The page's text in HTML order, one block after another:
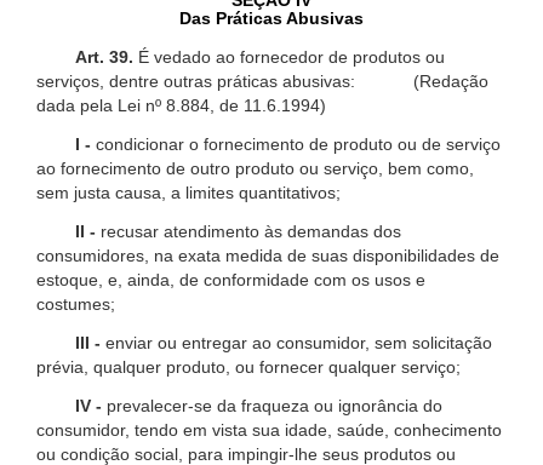
Das Práticas Abusivas
Art. 39. É vedado ao fornecedor de produtos ou
serviços, dentre outras práticas abusivas: (Redação
dada pela Lei nº 8.884, de 11.6.1994)
I - condicionar o fornecimento de produto ou de serviço
ao fornecimento de outro produto ou serviço, bem como,
sem justa causa, a limites quantitativos;
II - recusar atendimento às demandas dos
consumidores, na exata medida de suas disponibilidades de
estoque, e, ainda, de conformidade com os usos e
costumes;
III - enviar ou entregar ao consumidor, sem solicitação
prévia, qualquer produto, ou fornecer qualquer serviço;
IV - prevalecer-se da fraqueza ou ignorância do
consumidor, tendo em vista sua idade, saúde, conhecimento
ou condição social, para impingir-lhe seus produtos ou